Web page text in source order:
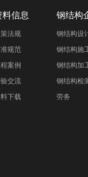
料信息
法规
规范
案例
交流
下载
钢结构
钢结构设
钢结构施
钢结构加
钢结构检
劳务